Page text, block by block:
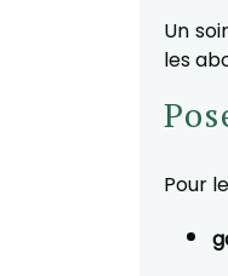
Un
les
Pour